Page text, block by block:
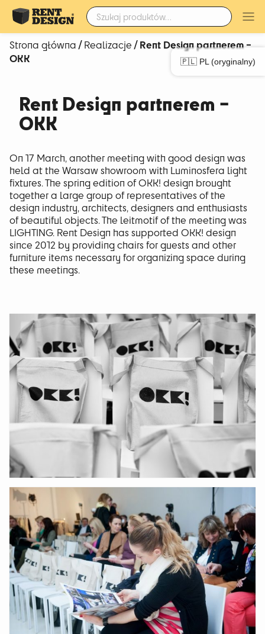
Szukaj:
🇵🇱 PL (oryginalny)
Strona główna/Realizacje/ Rent Design partnerem –
OKK
Rent Design partnerem –
OKK
On 17 March, another meeting with good design was
held at the Warsaw showroom with Luminosfera light
fixtures. The spring edition of OKK! design brought
together a large group of representatives of the
design industry, architects, designers and enthusiasts
of beautiful objects. The leitmotif of the meeting was
LIGHTING. Rent Design has supported OKK! design
since 2012 by providing chairs for guests and other
furniture items necessary for organizing space during
these meetings.